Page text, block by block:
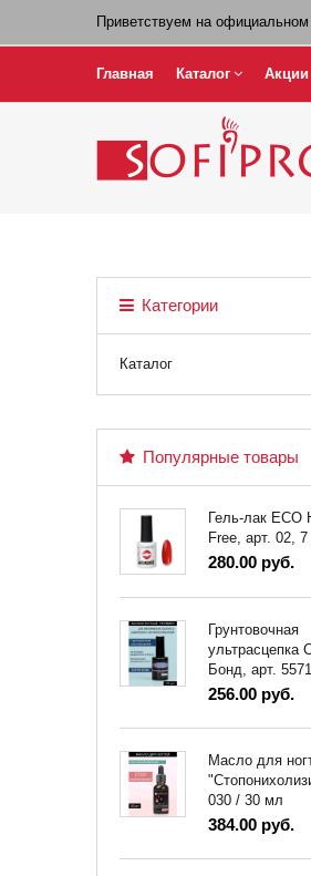
Приветствуем на
Главная Каталог Акции
Категории
Каталог
Популярные товары
Гель-лак ECO
Free, арт. 02,
280.00 руб.
Грунтовочная
ультрасцепка
Бонд, арт.
256.00 руб.
Масло для
030 / 30 мл
384.00 руб.